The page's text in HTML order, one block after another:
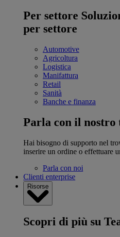
Per settore
per settore
Automotive
Agricoltura
Logistica
Manifattura
Retail
Sanità
Banche e finanza
Parla con il nostro
Hai bisogno di supporto nel
inserire un ordine o effettuare
Parla con noi
Clienti enterprise
Risorse
Scopri di più su